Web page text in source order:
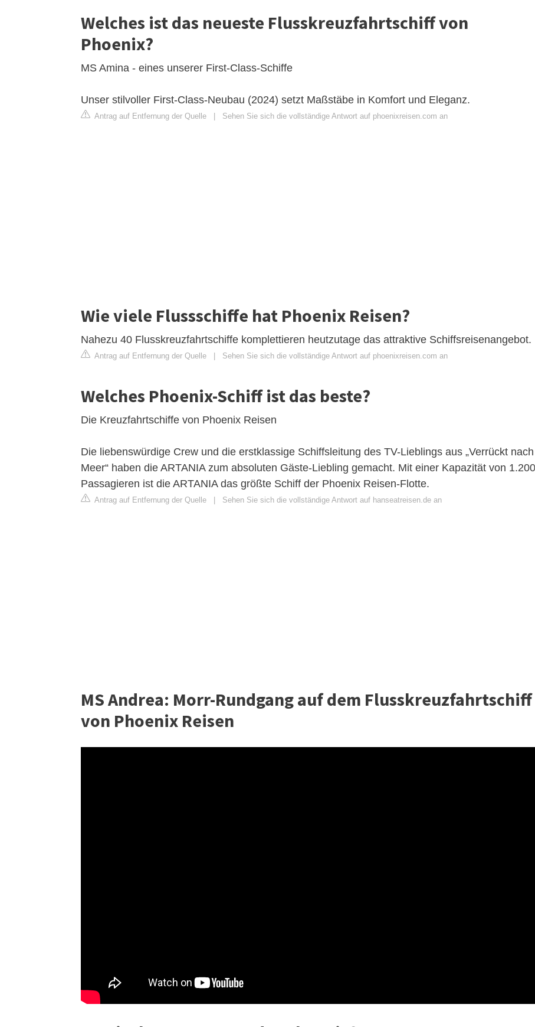
Welches ist das neueste Flusskreuzfahrtschiff von
Phoenix?
MS Amina - eines unserer First-Class-Schiffe
Unser stilvoller First-Class-Neubau (2024) setzt Maßstäbe in Komfort und Eleganz.
Antrag auf Entfernung der Quelle Sehen Sie sich die vollständige Antwort auf phoenixreisen.com an
Wie viele Flussschiffe hat Phoenix Reisen?
Nahezu 40 Flusskreuzfahrtschiffe komplettieren heutzutage das attraktive Schiffsreisenangebot.
Antrag auf Entfernung der Quelle Sehen Sie sich die vollständige Antwort auf phoenixreisen.com an
Welches Phoenix-Schiff ist das beste?
Die Kreuzfahrtschiffe von Phoenix Reisen
Die liebenswürdige Crew und die erstklassige Schiffsleitung des TV-Lieblings aus „Verrückt nach
Meer“ haben die ARTANIA zum absoluten Gäste-Liebling gemacht. Mit einer Kapazität von 1.200
Passagieren ist die ARTANIA das größte Schiff der Phoenix Reisen-Flotte.
Antrag auf Entfernung der Quelle Sehen Sie sich die vollständige Antwort auf hanseatreisen.de an
MS Andrea: Morr-Rundgang auf dem Flusskreuzfahrtschiff
von Phoenix Reisen